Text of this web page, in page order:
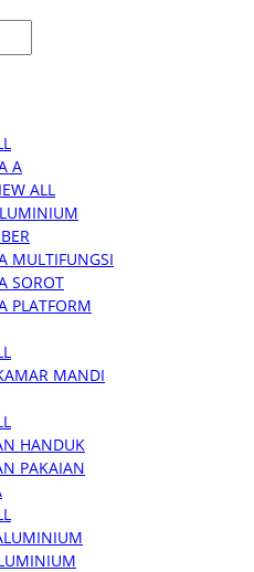
A
ALL
MULTIFUNGSI
SOROT
PLATFORM
MANDI
HANDUK
PAKAIAN